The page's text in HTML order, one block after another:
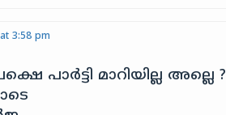
3:58 pm
പാര്‍ട്ടി മാറിയില്ല അല്ലെ ?